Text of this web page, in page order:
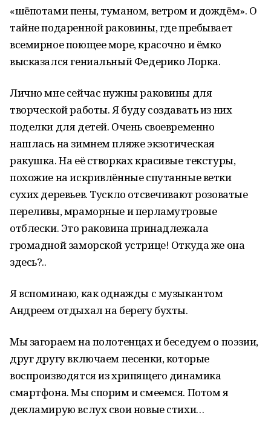
«шёпотами пены, туманом, ветром и дождём». О
тайне подаренной раковины, где пребывает
всемирное поющее море, красочно и ёмко
высказался гениальный Федерико Лорка.
Лично мне сейчас нужны раковины для
творческой работы. Я буду создавать из них
поделки для детей. Очень своевременно
нашлась на зимнем пляже экзотическая
ракушка. На её створках красивые текстуры,
похожие на искривлённые спутанные ветки
сухих деревьев. Тускло отсвечивают розоватые
переливы, мраморные и перламутровые
отблески. Это раковина принадлежала
громадной заморской устрице! Откуда же она
здесь?..
Я вспоминаю, как однажды с музыкантом
Андреем отдыхал на берегу бухты.
Мы загораем на полотенцах и беседуем о поэзии,
друг другу включаем песенки, которые
воспроизводятся из хрипящего динамика
смартфона. Мы спорим и смеемся. Потом я
декламирую вслух свои новые стихи…